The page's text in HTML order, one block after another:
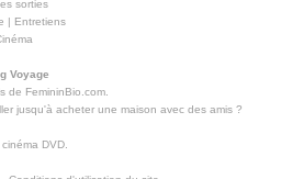
sorties
| Entretiens
Voyage
de FemininBio.com.
jusqu'à acheter une maison avec des amis?
DVD